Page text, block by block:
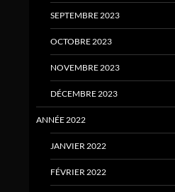
SEPTEMBRE 2023
OCTOBRE 2023
NOVEMBRE 2023
DÉCEMBRE 2023
ANNÉE 2022
JANVIER 2022
FÉVRIER 2022